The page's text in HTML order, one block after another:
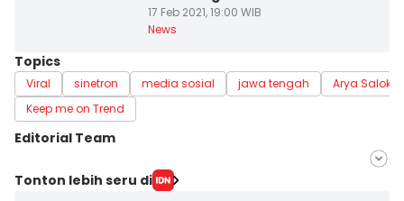
17 Feb 2021, 19:00 WIB
News
Topics
Viral sinetron media sosial jawa tengah
Arya Saloka
Keep me on Trend
Editorial Team
Editor
Tonton lebih seru di